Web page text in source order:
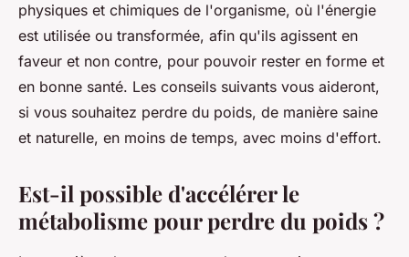
physiques et chimiques de l'organisme, où l'énergie
est utilisée ou transformée, afin qu'ils agissent en
faveur et non contre, pour pouvoir rester en forme et
en bonne santé. Les conseils suivants vous aideront,
si vous souhaitez perdre du poids, de manière saine
et naturelle, en moins de temps, avec moins d'effort.
Est-il possible d'accélérer le
métabolisme pour perdre du poids ?